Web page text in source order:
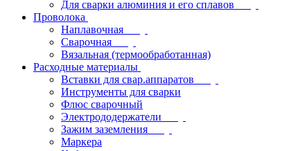
Для сварки алюминия и его сплавов
Проволока
Наплавочная
Сварочная
Вязальная (термообработанная)
Расходные материалы
Вставки для свар.аппаратов
Инструменты для сварки
Флюс сварочный
Электрододержатели
Зажим заземления
Маркера